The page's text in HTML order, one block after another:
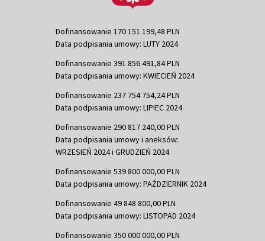
Dofinansowanie 170 151 199,48 PLN
Data podpisania umowy: LUTY 2024
Dofinansowanie 391 856 491,84 PLN
Data podpisania umowy: KWIECIEŃ 2024
Dofinansowanie 237 754 754,24 PLN
Data podpisania umowy: LIPIEC 2024
Dofinansowanie 290 817 240,00 PLN
Data podpisania umowy i aneksów:
WRZESIEŃ 2024 i GRUDZIEŃ 2024
Dofinansowanie 539 800 000,00 PLN
Data podpisania umowy: PAŹDZIERNIK 2024
Dofinansowanie 49 848 800,00 PLN
Data podpisania umowy: LISTOPAD 2024
Dofinansowanie 350 000 000,00 PLN